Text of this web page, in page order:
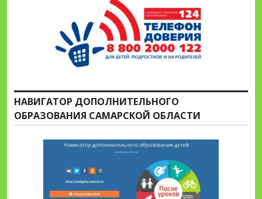
НАВИГАТОР ДОПОЛНИТЕЛЬНОГО
ОБРАЗОВАНИЯ САМАРСКОЙ ОБЛАСТИ